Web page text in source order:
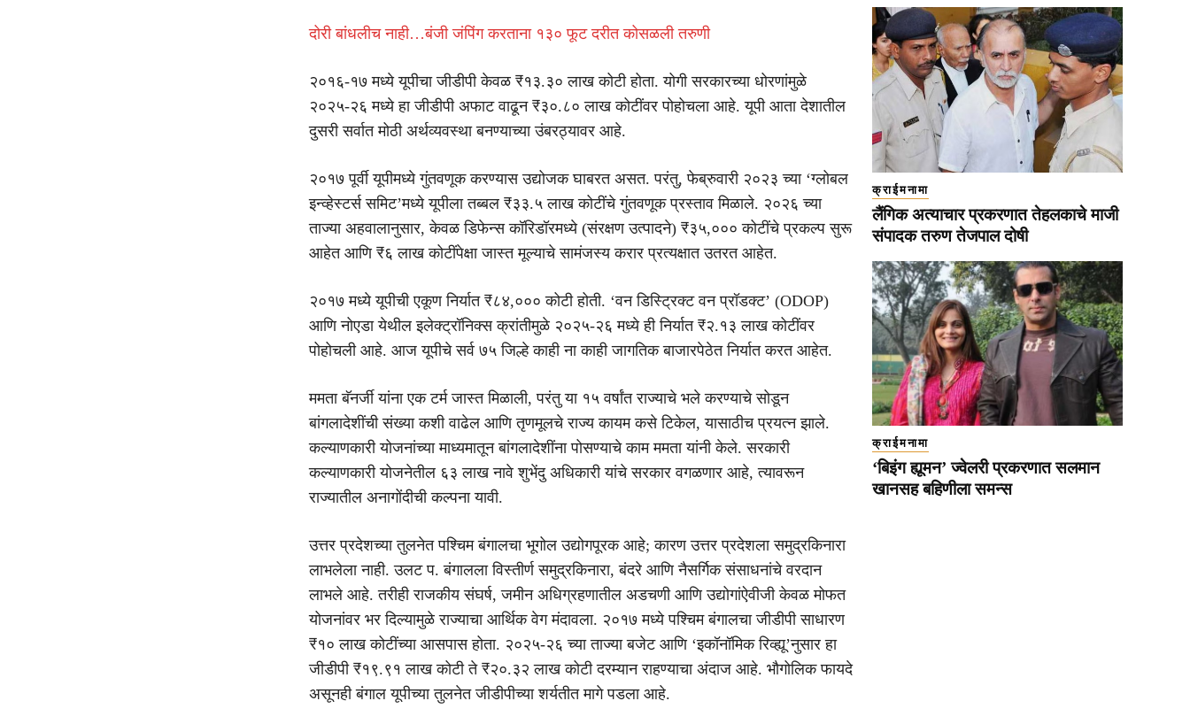
दोरी बांधलीच नाही…बंजी जंपिंग करताना १३० फूट दरीत कोसळली तरुणी
२०१६-१७ मध्ये यूपीचा जीडीपी केवळ ₹१३.३० लाख कोटी होता. योगी सरकारच्या धोरणांमुळे
२०२५-२६ मध्ये हा जीडीपी अफाट वाढून ₹३०.८० लाख कोटींवर पोहोचला आहे. यूपी आता देशातील
दुसरी सर्वात मोठी अर्थव्यवस्था बनण्याच्या उंबरठ्यावर आहे.
२०१७ पूर्वी यूपीमध्ये गुंतवणूक करण्यास उद्योजक घाबरत असत. परंतु, फेब्रुवारी २०२३ च्या ‘ग्लोबल
इन्व्हेस्टर्स समिट’मध्ये यूपीला तब्बल ₹३३.५ लाख कोटींचे गुंतवणूक प्रस्ताव मिळाले. २०२६ च्या
ताज्या अहवालानुसार, केवळ डिफेन्स कॉरिडॉरमध्ये (संरक्षण उत्पादने) ₹३५,००० कोटींचे प्रकल्प सुरू
आहेत आणि ₹६ लाख कोटींपेक्षा जास्त मूल्याचे सामंजस्य करार प्रत्यक्षात उतरत आहेत.
२०१७ मध्ये यूपीची एकूण निर्यात ₹८४,००० कोटी होती. ‘वन डिस्ट्रिक्ट वन प्रॉडक्ट’ (ODOP)
आणि नोएडा येथील इलेक्ट्रॉनिक्स क्रांतीमुळे २०२५-२६ मध्ये ही निर्यात ₹२.१३ लाख कोटींवर
पोहोचली आहे. आज यूपीचे सर्व ७५ जिल्हे काही ना काही जागतिक बाजारपेठेत निर्यात करत आहेत.
ममता बॅनर्जी यांना एक टर्म जास्त मिळाली, परंतु या १५ वर्षांत राज्याचे भले करण्याचे सोडून
बांगलादेशींची संख्या कशी वाढेल आणि तृणमूलचे राज्य कायम कसे टिकेल, यासाठीच प्रयत्न झाले.
कल्याणकारी योजनांच्या माध्यमातून बांगलादेशींना पोसण्याचे काम ममता यांनी केले. सरकारी
कल्याणकारी योजनेतील ६३ लाख नावे शुभेंदु अधिकारी यांचे सरकार वगळणार आहे, त्यावरून
राज्यातील अनागोंदीची कल्पना यावी.
उत्तर प्रदेशच्या तुलनेत पश्चिम बंगालचा भूगोल उद्योगपूरक आहे; कारण उत्तर प्रदेशला समुद्रकिनारा
लाभलेला नाही. उलट प. बंगालला विस्तीर्ण समुद्रकिनारा, बंदरे आणि नैसर्गिक संसाधनांचे वरदान
लाभले आहे. तरीही राजकीय संघर्ष, जमीन अधिग्रहणातील अडचणी आणि उद्योगांऐवीजी केवळ मोफत
योजनांवर भर दिल्यामुळे राज्याचा आर्थिक वेग मंदावला. २०१७ मध्ये पश्चिम बंगालचा जीडीपी साधारण
₹१० लाख कोटींच्या आसपास होता. २०२५-२६ च्या ताज्या बजेट आणि ‘इकॉनॉमिक रिव्ह्यू’नुसार हा
जीडीपी ₹१९.९१ लाख कोटी ते ₹२०.३२ लाख कोटी दरम्यान राहण्याचा अंदाज आहे. भौगोलिक फायदे
असूनही बंगाल यूपीच्या तुलनेत जीडीपीच्या शर्यतीत मागे पडला आहे.
क्राईमनामा
लैंगिक अत्याचार प्रकरणात तेहलकाचे माजी
संपादक तरुण तेजपाल दोषी
क्राईमनामा
‘बिइंग ह्यूमन’ ज्वेलरी प्रकरणात सलमान
खानसह बहिणीला समन्स